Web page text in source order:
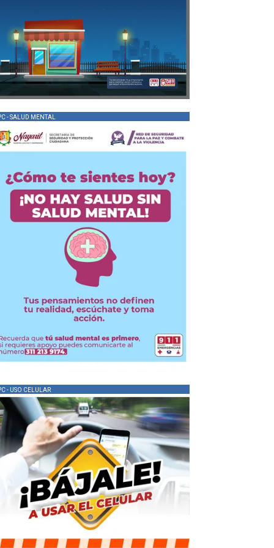
- SALUD MENTAL
- USO CELULAR